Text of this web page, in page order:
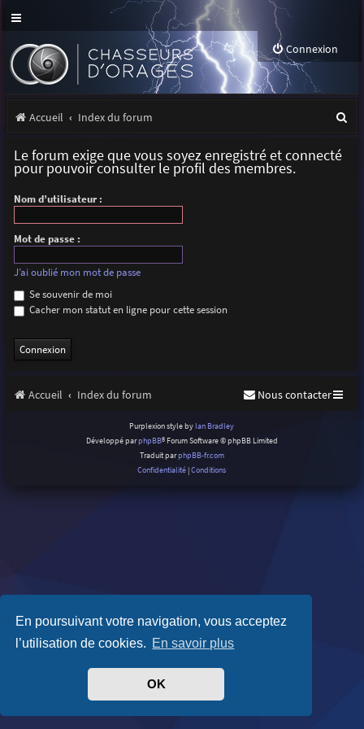
En poursuivant votre navigation, vous acceptez
l’utilisation de cookies. En savoir plus
OK
Connexion
Accueil Index du forum
Le forum exige que vous soyez enregistré et connecté
pour pouvoir consulter le profil des membres.
Nom d’utilisateur :
Mot de passe :
J’ai oublié mon mot de passe
Se souvenir de moi
Cacher mon statut en ligne pour cette session
Accueil Index du forum Nous contacter
Purplexion style by Ian Bradley
Développé parphpBB® Forum Software © phpBB Limited
Traduit parphpBB-fr.com
Confidentialité |Conditions